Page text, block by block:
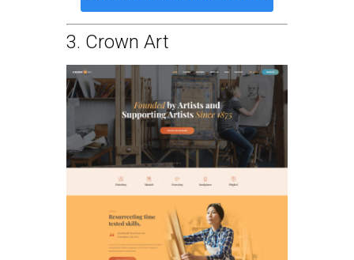
3. Crown Art